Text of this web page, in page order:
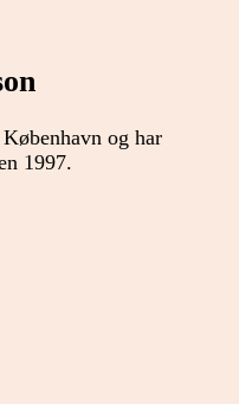
og har
1997.